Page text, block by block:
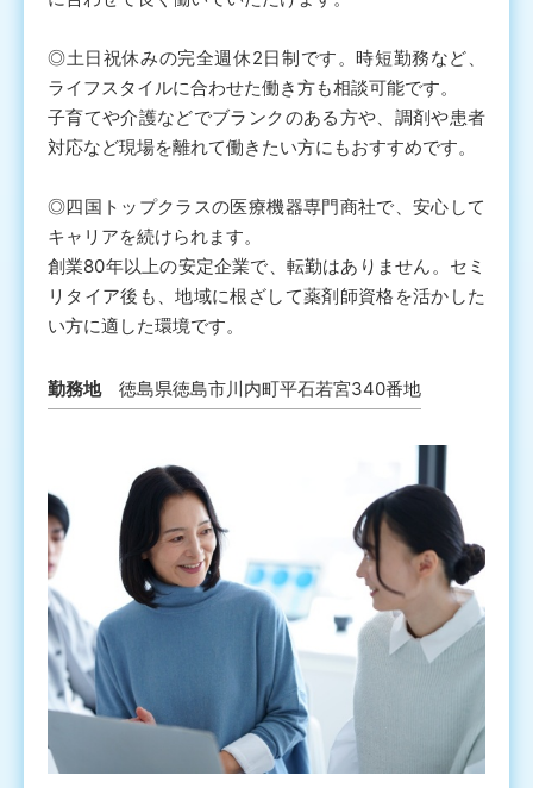
◎土日祝休みの完全週休2日制です。時短勤務など、
ライフスタイルに合わせた働き方も相談可能です。
子育てや介護などでブランクのある方や、調剤や患者
対応など現場を離れて働きたい方にもおすすめです。
◎四国トップクラスの医療機器専門商社で、安心して
キャリアを続けられます。
創業80年以上の安定企業で、転勤はありません。セミ
リタイア後も、地域に根ざして薬剤師資格を活かした
い方に適した環境です。
勤務地 徳島県徳島市川内町平石若宮340番地